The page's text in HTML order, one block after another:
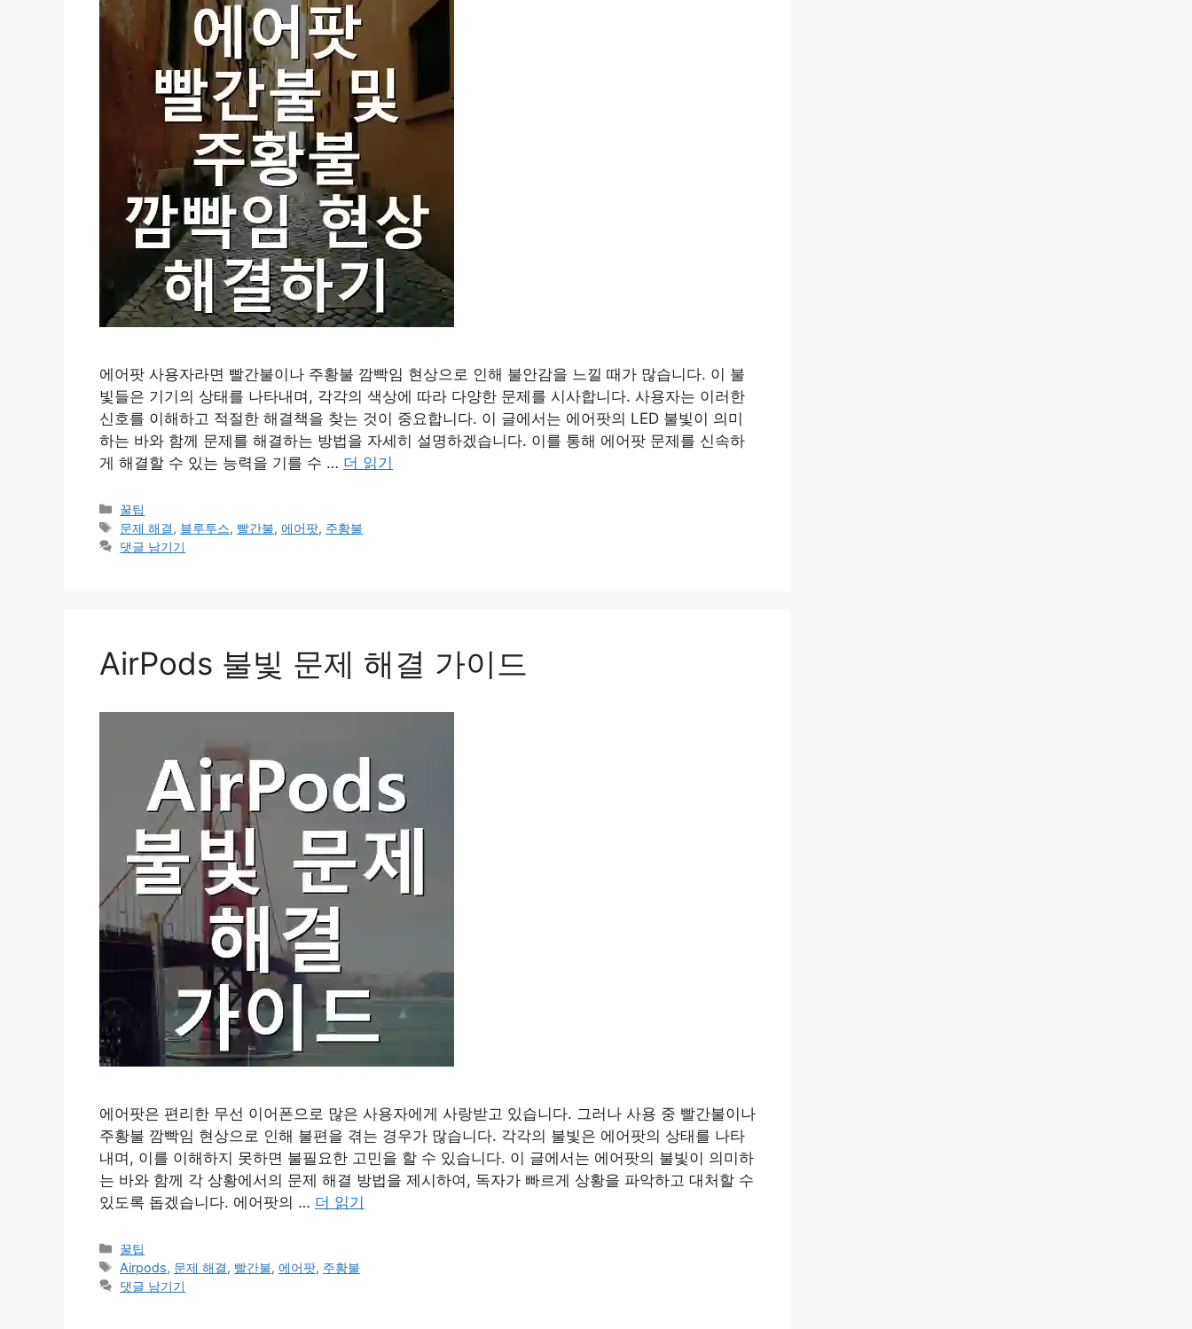
에어팟 사용자라면 빨간불이나 주황불 깜빡임 현상으로 인해 불안감을 느낄 때가 많습니다. 이 불
빛들은 기기의 상태를 나타내며, 각각의 색상에 따라 다양한 문제를 시사합니다. 사용자는 이러한
신호를 이해하고 적절한 해결책을 찾는 것이 중요합니다. 이 글에서는 에어팟의 LED 불빛이 의미
하는 바와 함께 문제를 해결하는 방법을 자세히 설명하겠습니다. 이를 통해 에어팟 문제를 신속하
게 해결할 수 있는 능력을 기를 수 … 더 읽기
카
테
고
꿀팁
태
그
문제 해결, 블루투스, 빨간불,에어팟, 주황불
댓글 남기기
AirPods 불빛 문제 해결 가이드
에어팟은 편리한 무선 이어폰으로 많은 사용자에게 사랑받고 있습니다. 그러나 사용 중 빨간불이나
주황불 깜빡임 현상으로 인해 불편을 겪는 경우가 많습니다. 각각의 불빛은 에어팟의 상태를 나타
내며, 이를 이해하지 못하면 불필요한 고민을 할 수 있습니다. 이 글에서는 에어팟의 불빛이 의미하
는 바와 함께 각 상황에서의 문제 해결 방법을 제시하여, 독자가 빠르게 상황을 파악하고 대처할 수
있도록 돕겠습니다. 에어팟의 … 더 읽기
카
테
고
꿀팁
태
그
Airpods, 문제 해결, 빨간불,에어팟, 주황불
댓글 남기기